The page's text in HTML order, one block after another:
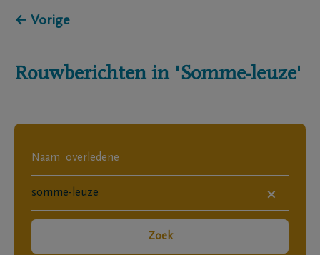
← Vorige
Rouwberichten in 'Somme-leuze'
×
Zoek